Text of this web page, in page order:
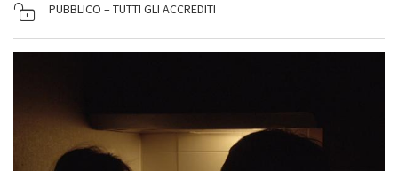
PUBBLICO – TUTTI GLI ACCREDITI